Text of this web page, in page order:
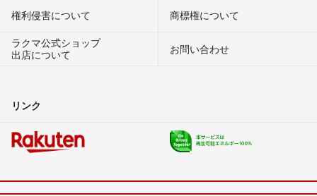
権利侵害について
商標権について
ラクマ公式ショップ
出店について
お問い合わせ
リンク